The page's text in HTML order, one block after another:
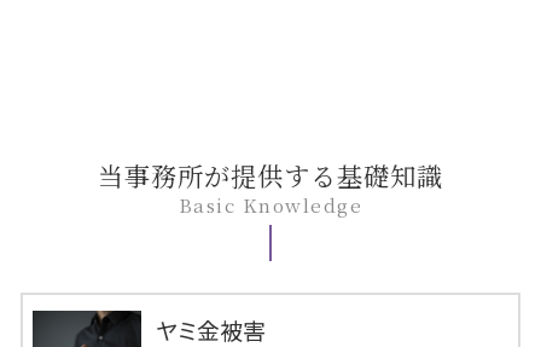
当事務所が提供する基礎知識
Basic Knowledge
ヤミ金被害